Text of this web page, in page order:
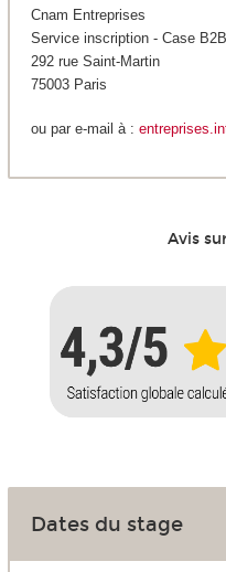
Cnam Entreprises
Service inscription - Case
292 rue Saint-Martin
75003 Paris
ou par e-mail à :
Avis
Dates du stage